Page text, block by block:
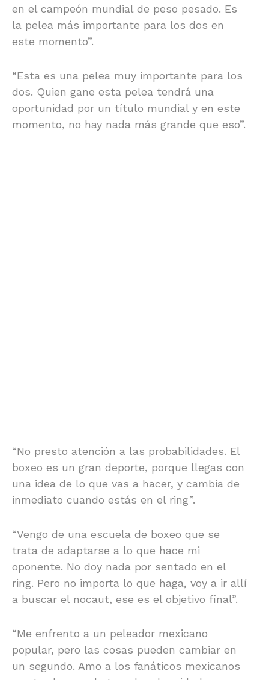
en el campeón mundial de peso pesado. Es
la pelea más importante para los dos en
este momento”.
“Esta es una pelea muy importante para los
dos. Quien gane esta pelea tendrá una
oportunidad por un título mundial y en este
momento, no hay nada más grande que eso”.
“No presto atención a las probabilidades. El
boxeo es un gran deporte, porque llegas con
una idea de lo que vas a hacer, y cambia de
inmediato cuando estás en el ring”.
“Vengo de una escuela de boxeo que se
trata de adaptarse a lo que hace mi
oponente. No doy nada por sentado en el
ring. Pero no importa lo que haga, voy a ir allí
a buscar el nocaut, ese es el objetivo final”.
“Me enfrento a un peleador mexicano
popular, pero las cosas pueden cambiar en
un segundo. Amo a los fanáticos mexicanos